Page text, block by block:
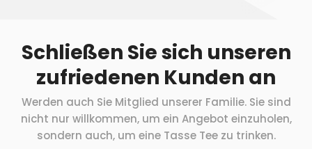
Schließen Sie sich unseren
zufriedenen Kunden an
Werden auch Sie Mitglied unserer Familie. Sie sind
nicht nur willkommen, um ein Angebot einzuholen,
sondern auch, um eine Tasse Tee zu trinken.